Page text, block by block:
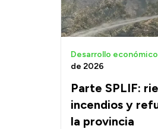
Parte SPLIF:
incendios y
la provincia
Desarrollo
de 2026